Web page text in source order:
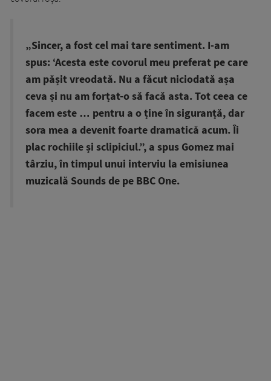
„Sincer, a fost cel mai tare sentiment. I-am
spus: ‘Acesta este covorul meu preferat pe care
am pășit vreodată. Nu a făcut niciodată așa
ceva și nu am forțat-o să facă asta. Tot ceea ce
facem este … pentru a o ține în siguranță, dar
sora mea a devenit foarte dramatică acum. Îi
plac rochiile și sclipiciul.”, a spus Gomez mai
târziu, în timpul unui interviu la emisiunea
muzicală Sounds de pe BBC One.